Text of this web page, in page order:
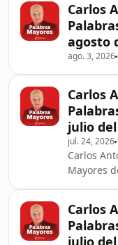
Carlos
agosto
ago. 3, 2026
Carlos
julio del
jul. 24, 2026
Carlos
Mayores
Carlos
julio del